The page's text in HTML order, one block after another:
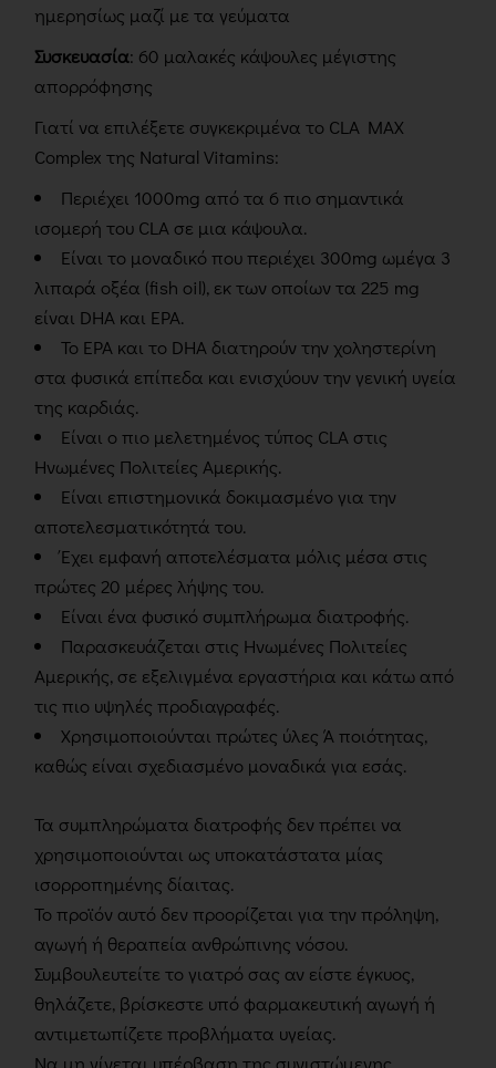
ημερησίως μαζί με τα γεύματα
Συσκευασία: 60 μαλακές κάψουλες μέγιστης
απορρόφησης
Γιατί να επιλέξετε συγκεκριμένα το CLA MAX
Complex της Natural Vitamins:
Περιέχει 1000mg από τα 6 πιο σημαντικά
ισομερή του CLA σε μια κάψουλα.
Είναι το μοναδικό που περιέχει 300mg ωμέγα 3
λιπαρά οξέα (fish oil), εκ των οποίων τα 225 mg
είναι DHA και EPA.
Το EPA και το DHA διατηρούν την χοληστερίνη
στα φυσικά επίπεδα και ενισχύουν την γενική υγεία
της καρδιάς.
Είναι ο πιο μελετημένος τύπος CLA στις
Ηνωμένες Πολιτείες Αμερικής.
Είναι επιστημονικά δοκιμασμένο για την
αποτελεσματικότητά του.
Έχει εμφανή αποτελέσματα μόλις μέσα στις
πρώτες 20 μέρες λήψης του.
Είναι ένα φυσικό συμπλήρωμα διατροφής.
Παρασκευάζεται στις Ηνωμένες Πολιτείες
Αμερικής, σε εξελιγμένα εργαστήρια και κάτω από
τις πιο υψηλές προδιαγραφές.
Χρησιμοποιούνται πρώτες ύλες Ά ποιότητας,
καθώς είναι σχεδιασμένο μοναδικά για εσάς.
Τα συμπληρώματα διατροφής δεν πρέπει να
χρησιμοποιούνται ως υποκατάστατα μίας
ισορροπημένης δίαιτας.
Το προϊόν αυτό δεν προορίζεται για την πρόληψη,
αγωγή ή θεραπεία ανθρώπινης νόσου.
Συμβουλευτείτε το γιατρό σας αν είστε έγκυος,
θηλάζετε, βρίσκεστε υπό φαρμακευτική αγωγή ή
αντιμετωπίζετε προβλήματα υγείας.
Να μη γίνεται υπέρβαση της συνιστώμενης